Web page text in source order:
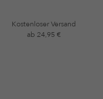
Kostenloser Versand
ab 24,95 €